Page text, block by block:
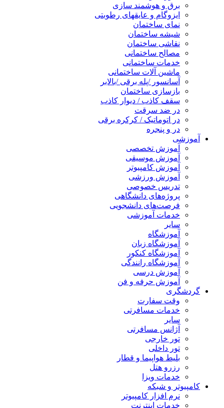
برق و هوشمند سازی
ایزوگام و عایقهای رطوبتی
نمای ساختمان
شیشه ساختمان
نقاشی ساختمان
مصالح ساختمانی
خدمات ساختمانی
ماشین آلات ساختمانی
آسانسور /پله برقی /بالابر
بازسازی ساختمان
سقف کاذب / دیوار کاذب
در ضد سرقت
در اتوماتیک / کرکره برقی
در و پنجره
آموزشی
آموزش تخصصی
آموزش موسیقی
آموزش کامپیوتر
آموزش ورزشی
تدریس خصوصی
پروژه‌های دانشگاهی
فرصت‌های دانشجویی
خدمات آموزشی
سایر
آموزشگاه
آموزشگاه زبان
آموزشگاه کنکور
آموزشگاه رانندگی
آموزش درسی
آموزش حرفه و فن
گردشگری
وقت سفارت
خدمات مسافرتی
سایر
آژانس مسافرتی
تور خارجی
تور داخلی
بلیط هواپیما و قطار
رزرو هتل
خدمات ویزا
کامپیوتر و شبکه
نرم افزار کامپیوتر
خدمات اینترنت